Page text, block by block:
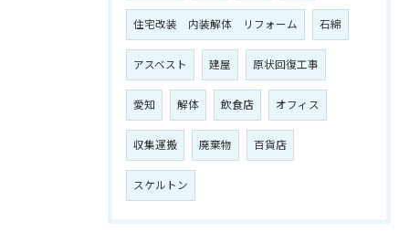
住宅改装 内装解体 リフォーム 石綿
アスベスト 建屋 原状回復工事
愛知 解体 飲食店 オフィス
収集運搬 廃棄物 百貨店
スケルトン